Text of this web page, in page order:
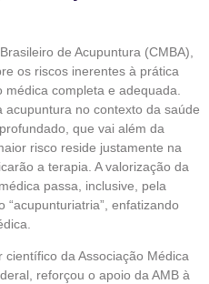
de Acupuntura (CMBA),
os riscos inerentes à prática
completa e adequada.
no contexto da saúde
que vai além da
risco reside justamente na
a terapia. A valorização da
passa, inclusive, pela
enfatizando
da Associação Médica
reforçou o apoio da AMB à